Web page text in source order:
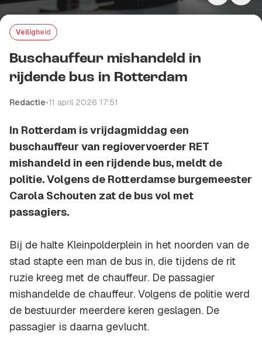
Veiligheid
Buschauffeur mishandeld in
rijdende bus in Rotterdam
Redactie•11 april 2026 17:51
In Rotterdam is vrijdagmiddag een
buschauffeur van regiovervoerder RET
mishandeld in een rijdende bus, meldt de
politie. Volgens de Rotterdamse burgemeester
Carola Schouten zat de bus vol met
passagiers.
Bij de halte Kleinpolderplein in het noorden van de
stad stapte een man de bus in, die tijdens de rit
ruzie kreeg met de chauffeur. De passagier
mishandelde de chauffeur. Volgens de politie werd
de bestuurder meerdere keren geslagen. De
passagier is daarna gevlucht.